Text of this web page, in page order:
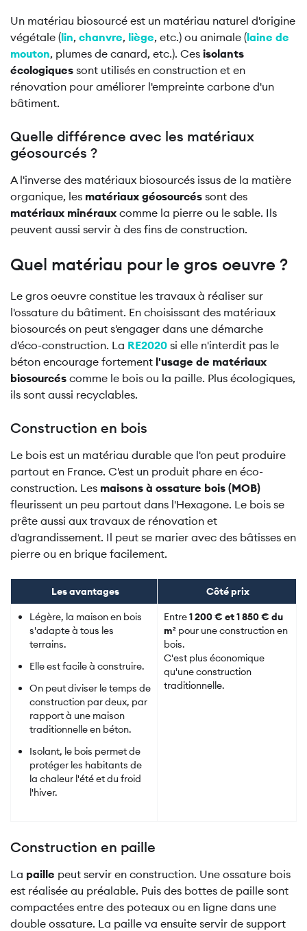
Un matériau biosourcé est un matériau naturel d'origine
végétale (lin, chanvre, liège, etc.) ou animale (laine de
mouton, plumes de canard, etc.). Ces isolants
écologiques sont utilisés en construction et en
rénovation pour améliorer l'empreinte carbone d'un
bâtiment.
Quelle différence avec les matériaux
géosourcés ?
A l'inverse des matériaux biosourcés issus de la matière
organique, les matériaux géosourcés sont des
matériaux minéraux comme la pierre ou le sable. Ils
peuvent aussi servir à des fins de construction.
Quel matériau pour le gros oeuvre ?
Le gros oeuvre constitue les travaux à réaliser sur
l'ossature du bâtiment. En choisissant des matériaux
biosourcés on peut s'engager dans une démarche
d'éco-construction. La RE2020 si elle n'interdit pas le
béton encourage fortement l'usage de matériaux
biosourcés comme le bois ou la paille. Plus écologiques,
ils sont aussi recyclables.
Construction en bois
Le bois est un matériau durable que l'on peut produire
partout en France. C'est un produit phare en éco-
construction. Les maisons à ossature bois (MOB)
fleurissent un peu partout dans l'Hexagone. Le bois se
prête aussi aux travaux de rénovation et
d'agrandissement. Il peut se marier avec des bâtisses en
pierre ou en brique facilement.
Les avantages Côté prix
Légère, la maison en bois
s'adapte à tous les
terrains.
Elle est facile à construire.
On peut diviser le temps de
construction par deux, par
rapport à une maison
traditionnelle en béton.
Isolant, le bois permet de
protéger les habitants de
la chaleur l'été et du froid
l'hiver.
Entre1 200 € et 1 850 € du
m² pour une construction en
bois.
C'est plus économique
qu'une construction
traditionnelle.
Construction en paille
La paille peut servir en construction. Une ossature bois
est réalisée au préalable. Puis des bottes de paille sont
compactées entre des poteaux ou en ligne dans une
double ossature. La paille va ensuite servir de support